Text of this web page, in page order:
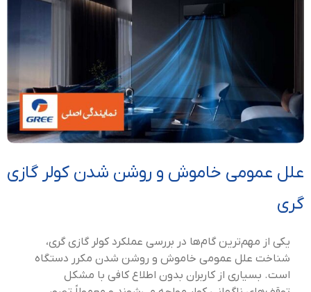
علل عمومی خاموش و روشن شدن کولر گازی
گری
یکی از مهم‌ترین گام‌ها در بررسی عملکرد کولر گازی گری،
شناخت علل عمومی خاموش و روشن شدن مکرر دستگاه
است. بسیاری از کاربران بدون اطلاع کافی با مشکل